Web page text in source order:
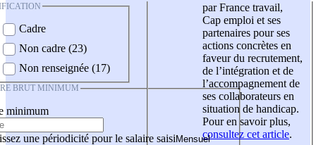
Cadre
Non cadre (23)
Non renseignée (17)
BRUT MINIMUM
minimum
une périodicité pour le salaire saisi
par France travail,
Cap emploi et ses
partenaires pour ses
actions concrètes en
faveur du recrutement,
de l’intégration et de
l’accompagnement de
ses collaborateurs en
situation de handicap.
Pour en savoir plus,
consultez cet article.